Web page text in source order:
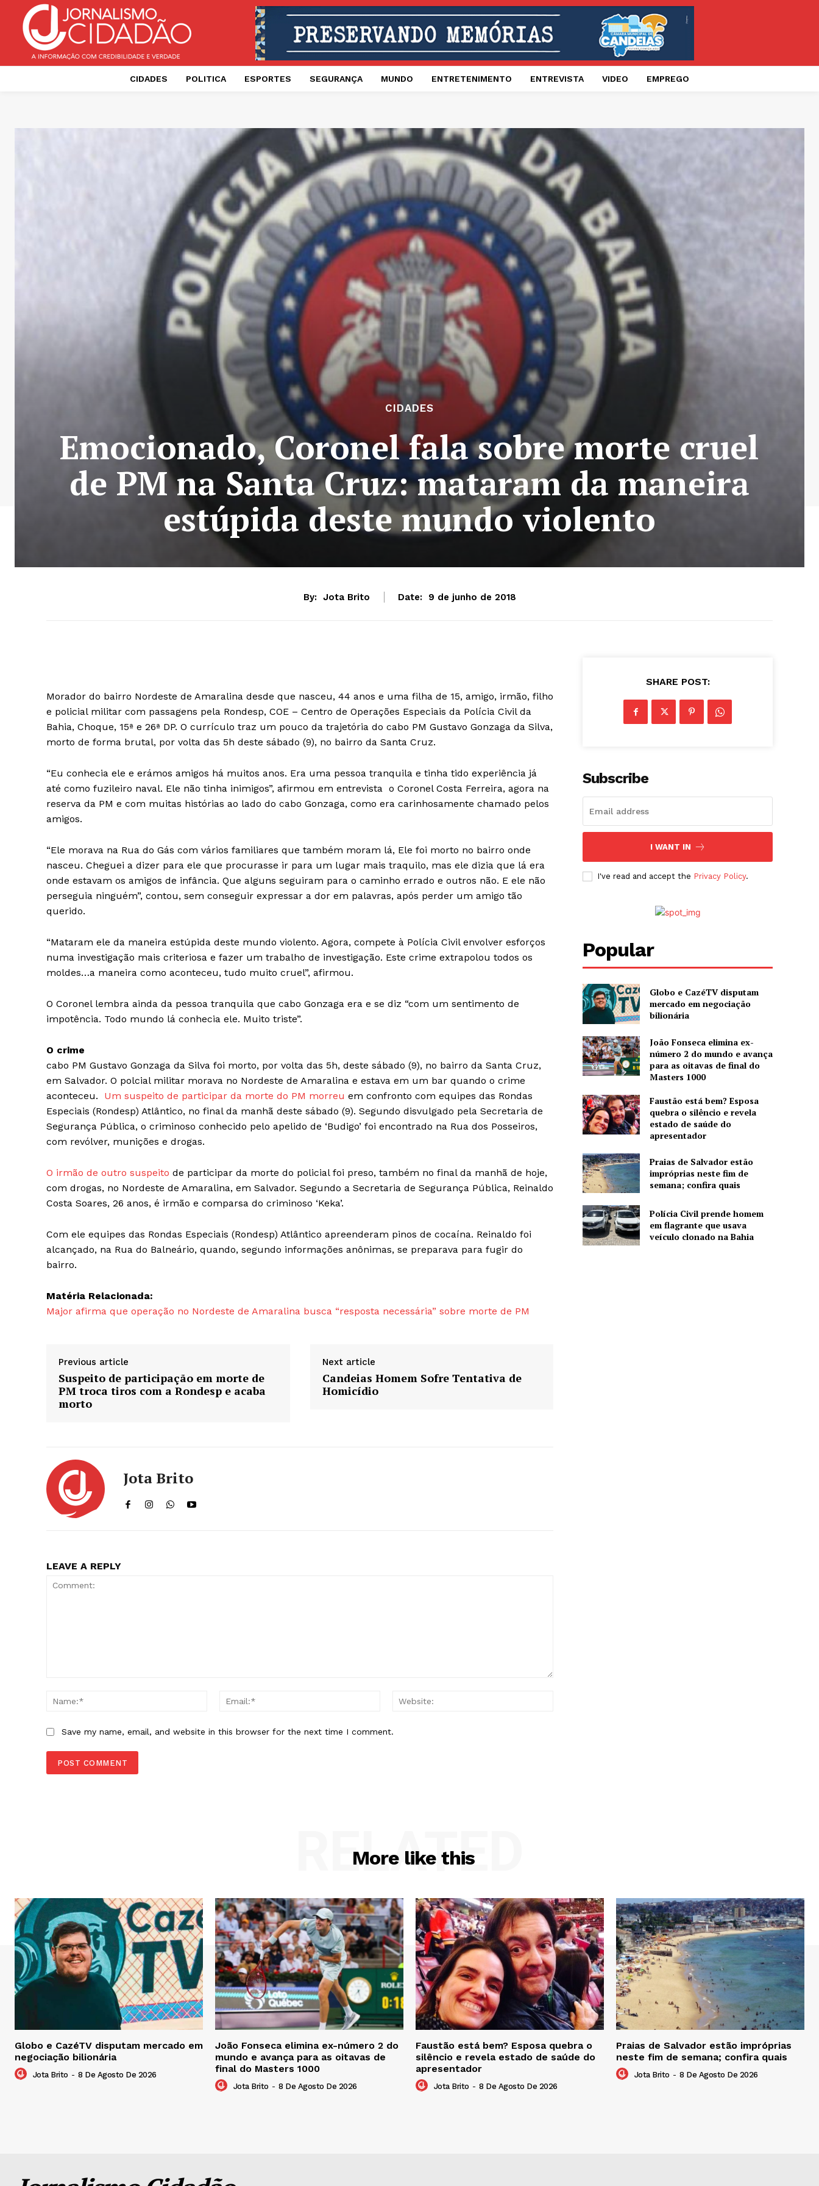
CIDADES POLITICA ESPORTES SEGURANÇA MUNDO ENTRETENIMENTO ENTREVISTA VIDEO EMPREGO
CIDADES
Emocionado, Coronel fala sobre morte cruel
de PM na Santa Cruz: mataram da maneira
estúpida deste mundo violento
By: Jota Brito Date: 9 de junho de 2018
Morador do bairro Nordeste de Amaralina desde que nasceu, 44 anos e uma filha de 15, amigo, irmão, filho
e policial militar com passagens pela Rondesp, COE – Centro de Operações Especiais da Polícia Civil da
Bahia, Choque, 15ª e 26ª DP. O currículo traz um pouco da trajetória do cabo PM Gustavo Gonzaga da Silva,
morto de forma brutal, por volta das 5h deste sábado (9), no bairro da Santa Cruz.
“Eu conhecia ele e erámos amigos há muitos anos. Era uma pessoa tranquila e tinha tido experiência já
até como fuzileiro naval. Ele não tinha inimigos”, afirmou em entrevista o Coronel Costa Ferreira, agora na
reserva da PM e com muitas histórias ao lado do cabo Gonzaga, como era carinhosamente chamado pelos
amigos.
“Ele morava na Rua do Gás com vários familiares que também moram lá, Ele foi morto no bairro onde
nasceu. Cheguei a dizer para ele que procurasse ir para um lugar mais traquilo, mas ele dizia que lá era
onde estavam os amigos de infância. Que alguns seguiram para o caminho errado e outros não. E ele não
perseguia ninguém”, contou, sem conseguir expressar a dor em palavras, após perder um amigo tão
querido.
“Mataram ele da maneira estúpida deste mundo violento. Agora, compete à Polícia Civil envolver esforços
numa investigação mais criteriosa e fazer um trabalho de investigação. Este crime extrapolou todos os
moldes…a maneira como aconteceu, tudo muito cruel”, afirmou.
O Coronel lembra ainda da pessoa tranquila que cabo Gonzaga era e se diz “com um sentimento de
impotência. Todo mundo lá conhecia ele. Muito triste”.
O crime
cabo PM Gustavo Gonzaga da Silva foi morto, por volta das 5h, deste sábado (9), no bairro da Santa Cruz,
em Salvador. O polcial militar morava no Nordeste de Amaralina e estava em um bar quando o crime
aconteceu. Um suspeito de participar da morte do PM morreu em confronto com equipes das Rondas
Especiais (Rondesp) Atlântico, no final da manhã deste sábado (9). Segundo disvulgado pela Secretaria de
Segurança Pública, o criminoso conhecido pelo apelido de ‘Budigo’ foi encontrado na Rua dos Posseiros,
com revólver, munições e drogas.
O irmão de outro suspeito de participar da morte do policial foi preso, também no final da manhã de hoje,
com drogas, no Nordeste de Amaralina, em Salvador. Segundo a Secretaria de Segurança Pública, Reinaldo
Costa Soares, 26 anos, é irmão e comparsa do criminoso ‘Keka’.
Com ele equipes das Rondas Especiais (Rondesp) Atlântico apreenderam pinos de cocaína. Reinaldo foi
alcançado, na Rua do Balneário, quando, segundo informações anônimas, se preparava para fugir do
bairro.
Matéria Relacionada:
Major afirma que operação no Nordeste de Amaralina busca “resposta necessária” sobre morte de PM
Previous article
Suspeito de participação em morte de
PM troca tiros com a Rondesp e acaba
morto
Next article
Candeias Homem Sofre Tentativa de
Homicídio
Jota Brito
LEAVE A REPLY
Name:*
Email:*
Save my name, email, and website in this browser for the next time I comment.
SHARE POST:
Subscribe
I WANT IN
I've read and accept the Privacy Policy.
Popular
Globo e CazéTV disputam
mercado em negociação
bilionária
João Fonseca elimina ex-
número 2 do mundo e avança
para as oitavas de final do
Masters 1000
Faustão está bem? Esposa
quebra o silêncio e revela
estado de saúde do
apresentador
Praias de Salvador estão
impróprias neste fim de
semana; confira quais
Polícia Civil prende homem
em flagrante que usava
veículo clonado na Bahia
More like this
RELATED
Globo e CazéTV disputam mercado em
negociação bilionária
Jota Brito - 8 De Agosto De 2026
João Fonseca elimina ex-número 2 do
mundo e avança para as oitavas de
final do Masters 1000
Jota Brito - 8 De Agosto De 2026
Faustão está bem? Esposa quebra o
silêncio e revela estado de saúde do
apresentador
Jota Brito - 8 De Agosto De 2026
Praias de Salvador estão impróprias
neste fim de semana; confira quais
Jota Brito - 8 De Agosto De 2026